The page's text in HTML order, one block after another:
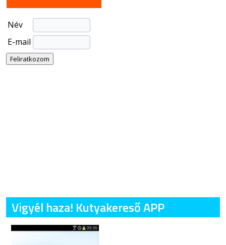
Név
E-mail
Vigyél haza! Kutyakereső APP